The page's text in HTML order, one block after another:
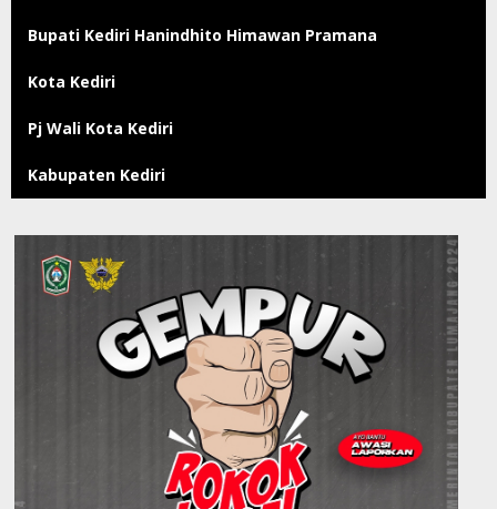
Bupati Kediri Hanindhito Himawan Pramana
Kota Kediri
Pj Wali Kota Kediri
Kabupaten Kediri